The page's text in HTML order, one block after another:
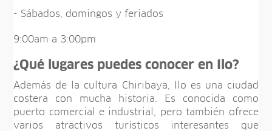
- Sábados, domingos y feriados
9:00am a 3:00pm
¿Qué lugares puedes conocer en Ilo?
Además de la cultura Chiribaya, Ilo es una ciudad
costera con mucha historia. Es conocida como
puerto comercial e industrial, pero también ofrece
varios atractivos turísticos interesantes que